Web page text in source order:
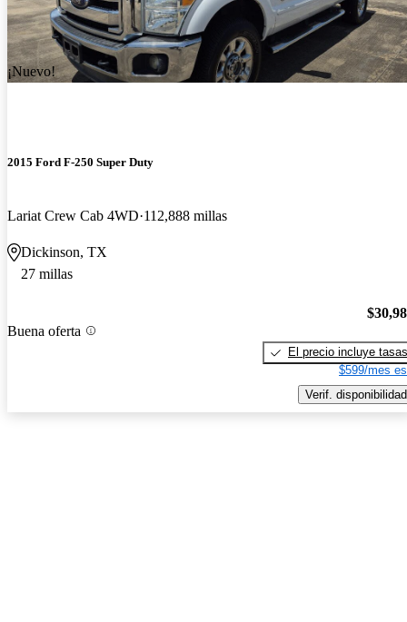
¡Nuevo!
2015 Ford F-250 Super Duty
Lariat Crew Cab 4WD 112,888 millas
Dickinson, TX
27 millas
Buena oferta
El precio incluye tasas
$599/mes
Verif. disponibilidad